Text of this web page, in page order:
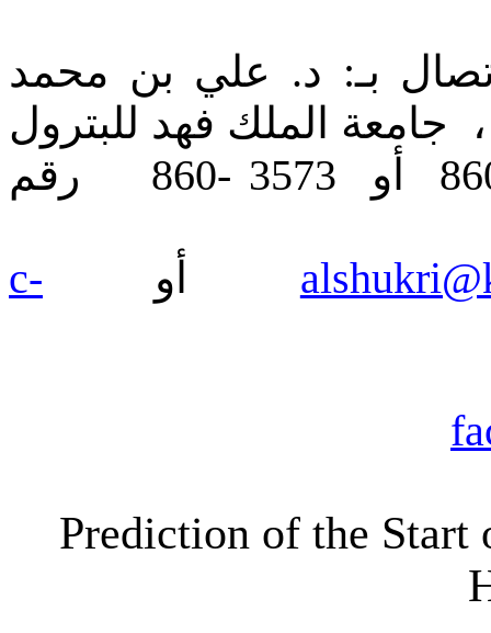
بـ: د. علي بن محمد
الملك فهد للبترول
والمعادن ، رقم الهاتف: 2255 -860 أو 3573 -860 رقم
أو c-
Prediction of the